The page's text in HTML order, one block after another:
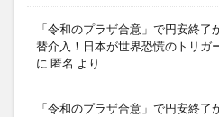
「令和のプラザ合意」で円安終
替介入！日本が世界恐慌のトリガ
に 匿名 より
「令和のプラザ合意」で円安終